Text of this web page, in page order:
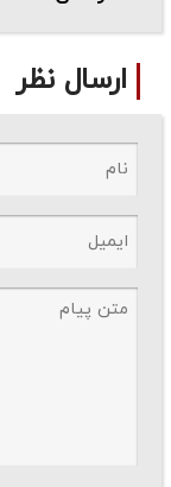
ارسال نظر